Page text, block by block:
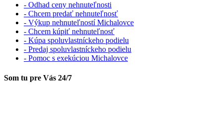
- Odhad ceny nehnuteľnosti
- Chcem predať nehnuteľnosť
- Výkup nehnuteľností Michalovce
- Chcem kúpiť nehnuteľnosť
- Kúpa spoluvlastníckeho podielu
- Predaj spoluvlastníckeho podielu
- Pomoc s exekúciou Michalovce
Som tu pre Vás 24/7